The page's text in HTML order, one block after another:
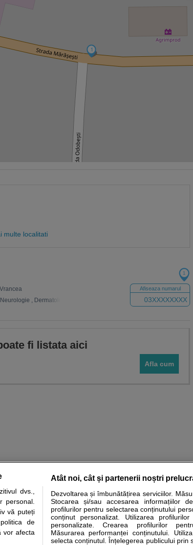
1
multe localitati
Neurologie , Dermatologie Psihologie,
Afiseaza numarul
03XXXXXXXX
1
fi listata aici
Afla cum
Specialitati medicale Boli si afectiuni Calculatoare
sanatate disponibile pe sfatulmedicului.ro au scop informativ si
Va sfatuim, ca pe langa informatia primita pe sfatulmedicului.ro
la medic Clickmed.
dvs.,
personal.
vă puteți
de
vor afecta
Atât noi, cât și partenerii noștri
Dezvoltarea și îmbunătățirea serviciilor.
Stocarea și/sau accesarea informațiilor
profilurilor pentru selectarea conținutului
conținut personalizat. Utilizarea
personalizate. Crearea profilurilor
Măsurarea performanței conținutului.
selecta conținutul. Înțelegerea publicului prin